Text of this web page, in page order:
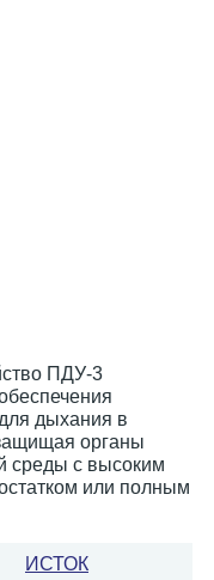
ПДУ-3
дыхания в
органы
среды с высоким
или полным
ИСТОК